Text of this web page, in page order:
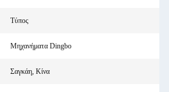
Τύπος
Μηχανήματα Dingbo
Σαγκάη, Κίνα